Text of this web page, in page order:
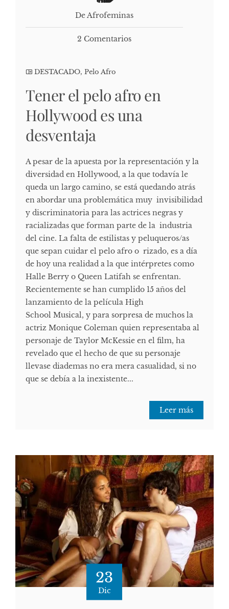
De Afrofeminas
2 Comentarios
DESTACADO, Pelo Afro
Tener el pelo afro en
Hollywood es una
desventaja
A pesar de la apuesta por la representación y la
diversidad en Hollywood, a la que todavía le
queda un largo camino, se está quedando atrás
en abordar una problemática muy invisibilidad
y discriminatoria para las actrices negras y
racializadas que forman parte de la industria
del cine. La falta de estilistas y peluqueros/as
que sepan cuidar el pelo afro o rizado, es a día
de hoy una realidad a la que intérpretes como
Halle Berry o Queen Latifah se enfrentan.
Recientemente se han cumplido 15 años del
lanzamiento de la película High
School Musical, y para sorpresa de muchos la
actriz Monique Coleman quien representaba al
personaje de Taylor McKessie en el film, ha
revelado que el hecho de que su personaje
llevase diademas no era mera casualidad, si no
que se debía a la inexistente...
Leer más
23
Dic